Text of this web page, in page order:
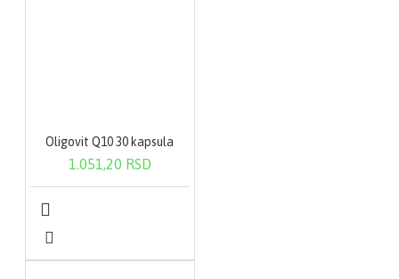
Oligovit Q10 30 kapsula
1.051,20 RSD